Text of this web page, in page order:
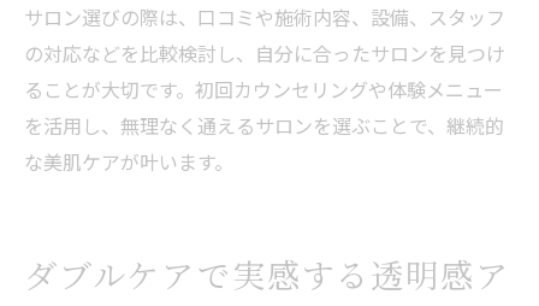
サロン選びの際は、口コミや施術内容、設備、スタッフ
の対応などを比較検討し、自分に合ったサロンを見つけ
ることが大切です。初回カウンセリングや体験メニュー
を活用し、無理なく通えるサロンを選ぶことで、継続的
な美肌ケアが叶います。
ダブルケアで実感する透明感ア